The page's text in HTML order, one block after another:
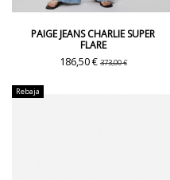
PAIGE JEANS CHARLIE SUPER
FLARE
186,50 €373,00 €
Rebaja